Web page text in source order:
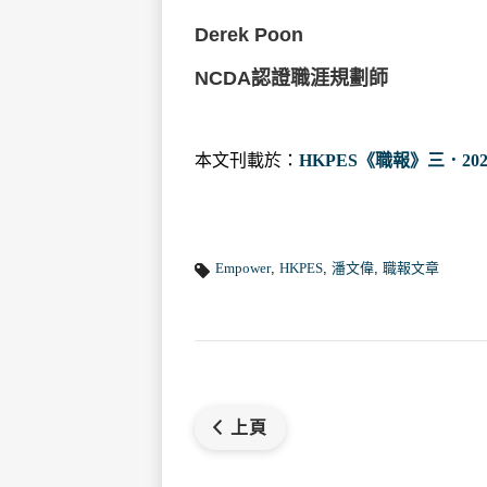
Derek Poon
NCDA認證職涯規劃師
本文刊載於：HKPES《職報》三．
Empower,HKPES,潘文偉,職報文章
上頁